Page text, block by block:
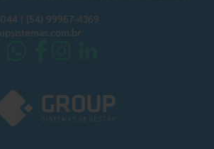
| (54) 99967-4369